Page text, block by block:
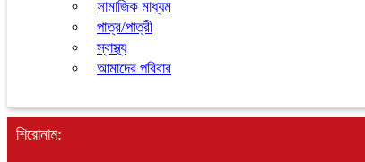
সামাজিক মাধ্যম
পাত্র/পাত্রী
স্বাস্থ্য
আমাদের পরিবার
শিরোনাম: